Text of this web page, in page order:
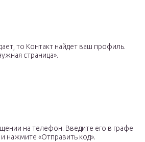
то Контакт найдет ваш профиль.
страница».
на телефон. Введите его в графе
нажмите «Отправить код».